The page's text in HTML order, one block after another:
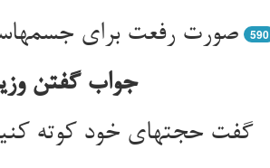
590
جواب گفتن
گفت حجتهای خود کوته